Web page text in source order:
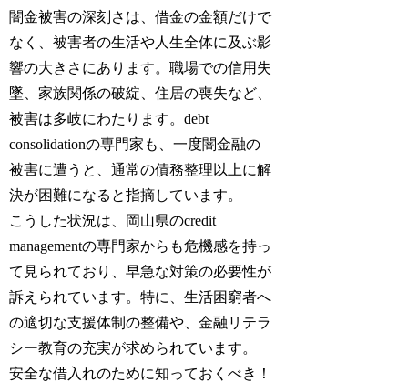
闇金被害の深刻さは、借金の金額だけで
なく、被害者の生活や人生全体に及ぶ影
響の大きさにあります。職場での信用失
墜、家族関係の破綻、住居の喪失など、
被害は多岐にわたります。debt
consolidationの専門家も、一度闇金融の
被害に遭うと、通常の債務整理以上に解
決が困難になると指摘しています。
こうした状況は、岡山県のcredit
managementの専門家からも危機感を持っ
て見られており、早急な対策の必要性が
訴えられています。特に、生活困窮者へ
の適切な支援体制の整備や、金融リテラ
シー教育の充実が求められています。
安全な借入れのために知っておくべき！